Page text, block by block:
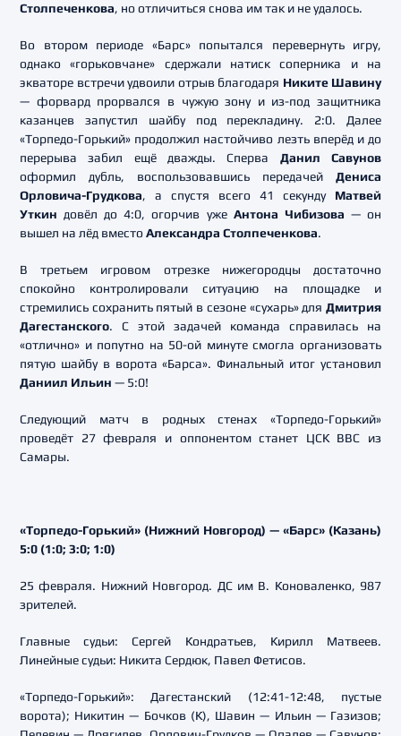
Столпеченкова, но отличиться снова им так и не удалось.
Во втором периоде «Барс» попытался перевернуть игру,
однако «горьковчане» сдержали натиск соперника и на
экваторе встречи удвоили отрыв благодаря Никите Шавину
— форвард прорвался в чужую зону и из-под защитника
казанцев запустил шайбу под перекладину. 2:0. Далее
«Торпедо-Горький» продолжил настойчиво лезть вперёд и до
перерыва забил ещё дважды. Сперва Данил Савунов
оформил дубль, воспользовавшись передачей Дениса
Орловича-Грудкова, а спустя всего 41 секунду Матвей
Уткин довёл до 4:0, огорчив уже Антона Чибизова — он
вышел на лёд вместо Александра Столпеченкова.
В третьем игровом отрезке нижегородцы достаточно
спокойно контролировали ситуацию на площадке и
стремились сохранить пятый в сезоне «сухарь» для Дмитрия
Дагестанского. С этой задачей команда справилась на
«отлично» и попутно на 50-ой минуте смогла организовать
пятую шайбу в ворота «Барса». Финальный итог установил
Даниил Ильин — 5:0!
Следующий матч в родных стенах «Торпедо-Горький»
проведёт 27 февраля и оппонентом станет ЦСК ВВС из
Самары.
«Торпедо-Горький» (Нижний Новгород) — «Барс» (Казань)
5:0 (1:0; 3:0; 1:0)
25 февраля. Нижний Новгород. ДС им В. Коноваленко, 987
зрителей.
Главные судьи: Сергей Кондратьев, Кирилл Матвеев.
Линейные судьи: Никита Сердюк, Павел Фетисов.
«Торпедо-Горький»: Дагестанский (12:41-12:48, пустые
ворота); Никитин — Бочков (К), Шавин — Ильин — Газизов;